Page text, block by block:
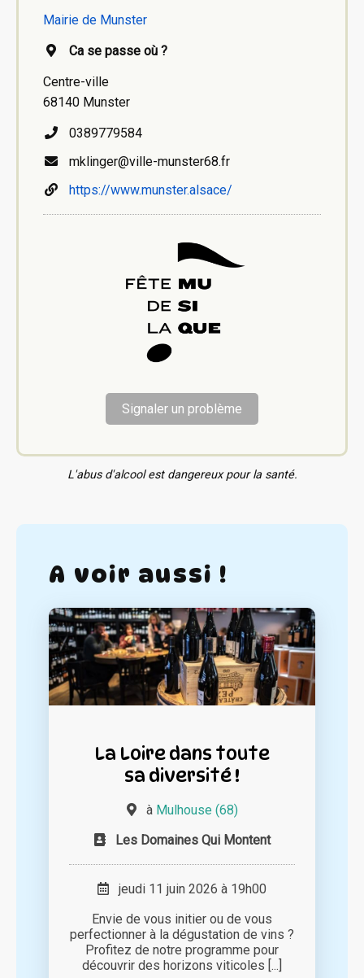
Mairie de Munster
Ca se passe où ?
Centre-ville
68140 Munster
0389779584
mklinger@ville-munster68.fr
https://www.munster.alsace/
Signaler un problème
L'abus d'alcool est dangereux pour la santé.
A voir aussi !
La Loire dans toute
sa diversité !
à Mulhouse (68)
Les Domaines Qui Montent
jeudi 11 juin 2026 à 19h00
Envie de vous initier ou de vous
perfectionner à la dégustation de vins ?
Profitez de notre programme pour
découvrir des horizons viticoles [...]